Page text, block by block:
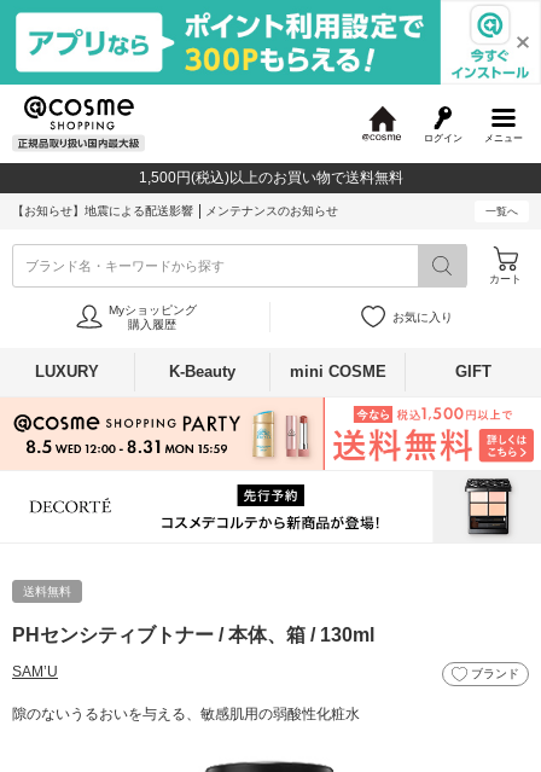
メニュー
ログイン
c
o
1,500円(税込)以上のお買い物で送料無料
【お知らせ】 地震による配送影響 メンテナンスのお知らせ 一覧へ
ブランド名・キーワードから探す
カート
Myショッピング
購入履歴
お気に入り
LUXURY K-Beauty mini COSME GIFT
送料無料
PHセンシティブトナー / 本体、箱 / 130ml
SAM’U ブランド
隙のないうるおいを与える、敏感肌用の弱酸性化粧水